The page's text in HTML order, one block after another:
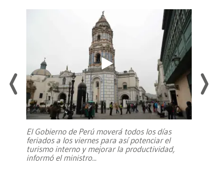
El Gobierno de Perú moverá todos los días
feriados a los viernes para así potenciar el
turismo interno y mejorar la productividad,
informó el ministro...